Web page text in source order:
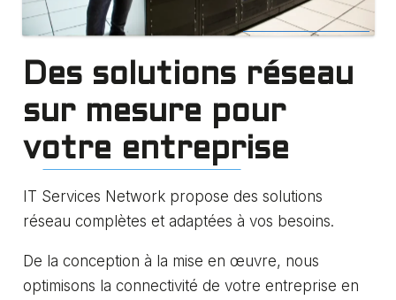
Des solutions réseau
sur mesure pour
votre entreprise
IT Services Network propose des solutions
réseau complètes et adaptées à vos besoins.
De la conception à la mise en œuvre, nous
optimisons la connectivité de votre entreprise en